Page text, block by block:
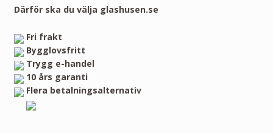
Därför ska du välja glashusen.se
Fri frakt
Bygglovsfritt
Trygg e-handel
10 års garanti
Flera betalningsalternativ